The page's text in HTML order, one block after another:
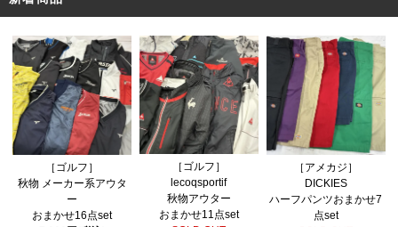
［ゴルフ］
秋物 メーカー系アウタ
ー
おまかせ16点set
［ゴルフ］
lecoqsportif
秋物アウター
おまかせ11点set
［アメカジ］
DICKIES
ハーフパンツおまかせ7
点set